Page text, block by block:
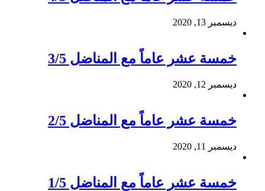
ديسمبر 13, 2020
خمسة عشر عاماً مع المناضل 3/5
ديسمبر 12, 2020
خمسة عشر عاماً مع المناضل 2/5
ديسمبر 11, 2020
خمسة عشر عاماً مع المناضل 1/5